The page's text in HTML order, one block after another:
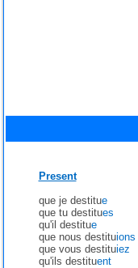
Present
que je destitue
que tu destitues
qu'il destitue
que nous destituions
que vous destituiez
qu'ils destituent